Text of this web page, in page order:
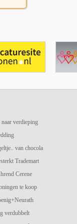
verdieping
van chocola
Trademart
Cerene
te koop
verdubbelt